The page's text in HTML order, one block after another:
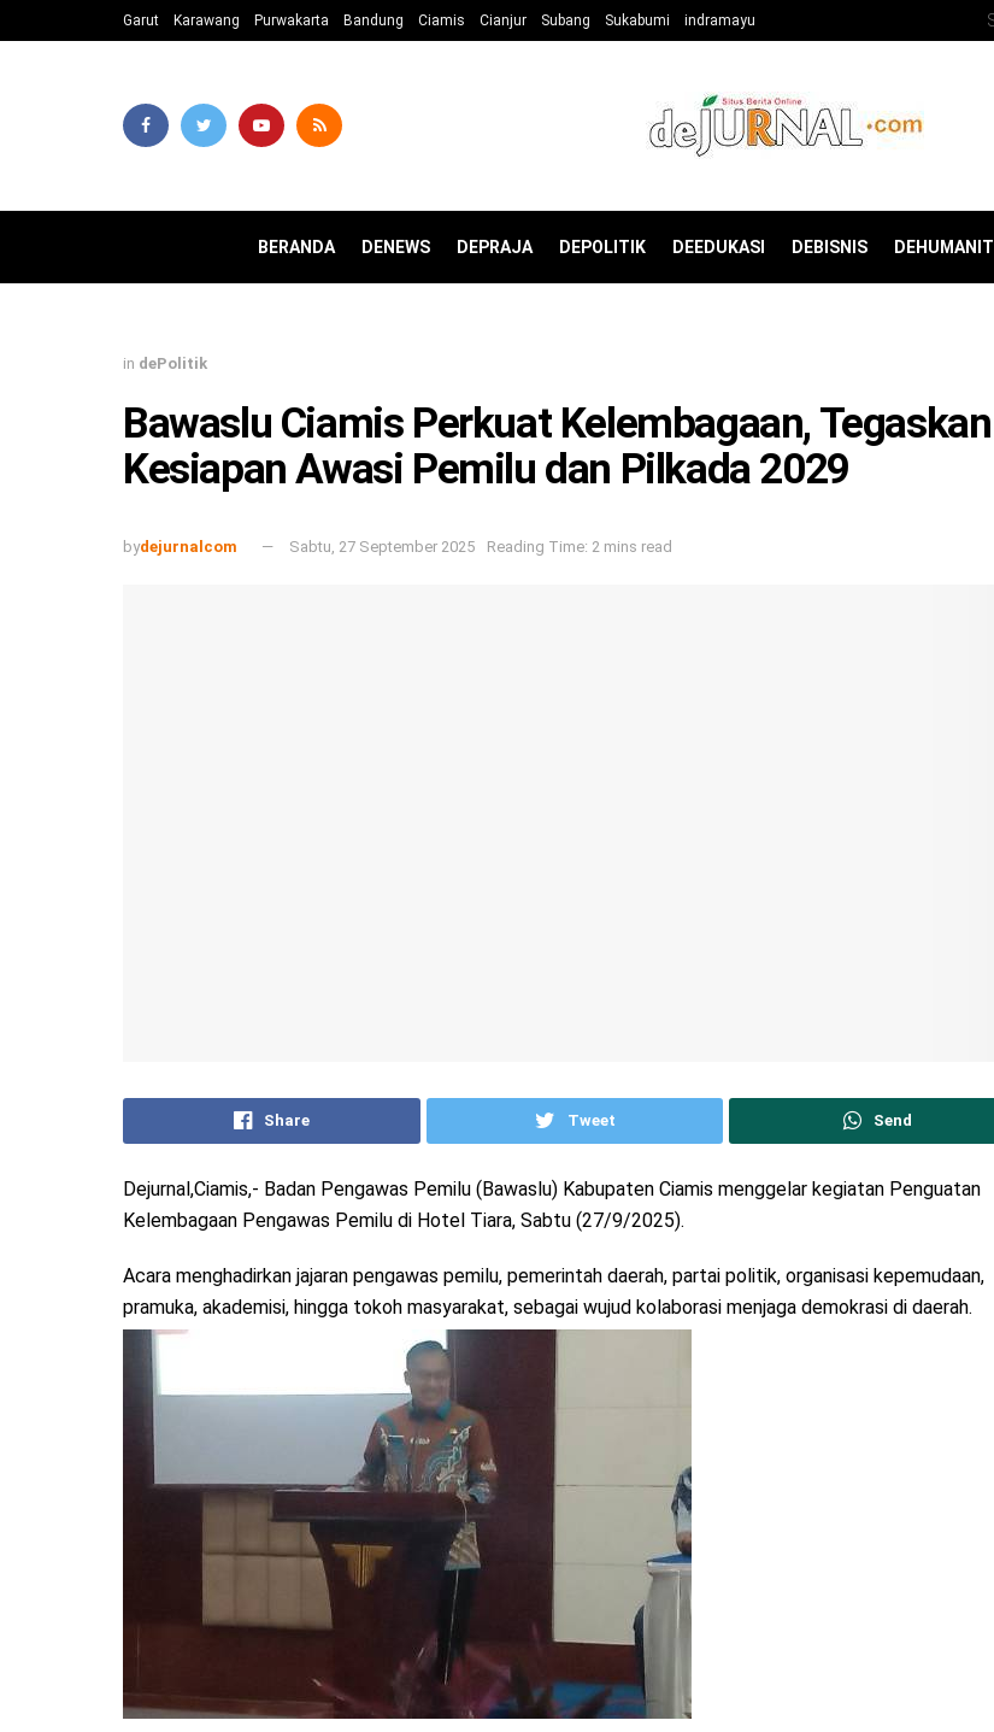
Garut Karawang Purwakarta Bandung Ciamis Cianjur Subang Sukabumi indramayu
BERANDA DENEWS DEPRAJA DEPOLITIK DEEDUKASI DEBISNIS DEHUMANITI
in dePolitik
Bawaslu Ciamis Perkuat Kelembagaan, Tegaskan
Kesiapan Awasi Pemilu dan Pilkada 2029
bydejurnalcom Sabtu, 27 September 2025 Reading Time: 2 mins read
Share Tweet Send
Dejurnal,Ciamis,- Badan Pengawas Pemilu (Bawaslu) Kabupaten Ciamis menggelar kegiatan Penguatan
Kelembagaan Pengawas Pemilu di Hotel Tiara, Sabtu (27/9/2025).
Acara menghadirkan jajaran pengawas pemilu, pemerintah daerah, partai politik, organisasi kepemudaan,
pramuka, akademisi, hingga tokoh masyarakat, sebagai wujud kolaborasi menjaga demokrasi di daerah.